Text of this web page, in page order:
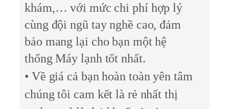
khám,… với mức chi phí hợp lý
cùng đội ngũ tay nghề cao, đảm
bảo mang lại cho bạn một hệ
thống Máy lạnh tốt nhất.
• Về giá cả bạn hoàn toàn yên tâm
chúng tôi cam kết là rẻ nhất thị